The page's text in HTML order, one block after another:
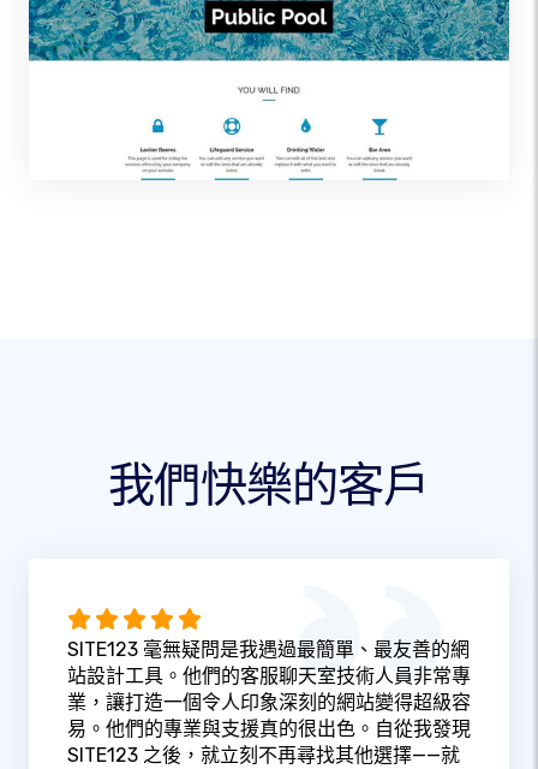
我們快樂的客戶
SITE123 毫無疑問是我遇過最簡單、最友善的網
站設計工具。他們的客服聊天室技術人員非常專
業，讓打造一個令人印象深刻的網站變得超級容
易。他們的專業與支援真的很出色。自從我發現
SITE123 之後，就立刻不再尋找其他選擇——就